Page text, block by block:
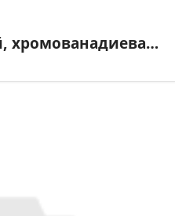
покрытие, 6мм "МАСТЕР" ЗУБР арт. 27453-6